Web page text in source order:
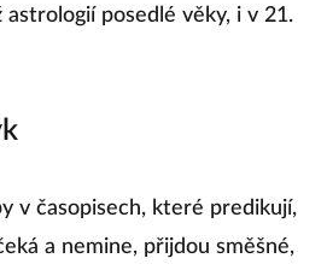
posedlé věky, i v 21.
v časopisech, které predikují,
a nemine, přijdou směšné,